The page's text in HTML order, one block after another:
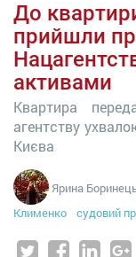
До
прийшли
активами
Квартира
агентству
Києва
Ярина
Клименко
судовий